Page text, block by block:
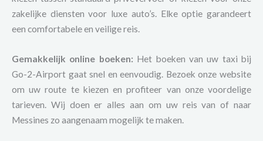
zakelijke diensten voor luxe auto’s. Elke optie garandeert
een comfortabele en veilige reis.
Gemakkelijk online boeken: Het boeken van uw taxi bij
Go-2-Airport gaat snel en eenvoudig. Bezoek onze website
om uw route te kiezen en profiteer van onze voordelige
tarieven. Wij doen er alles aan om uw reis van of naar
Messines zo aangenaam mogelijk te maken.